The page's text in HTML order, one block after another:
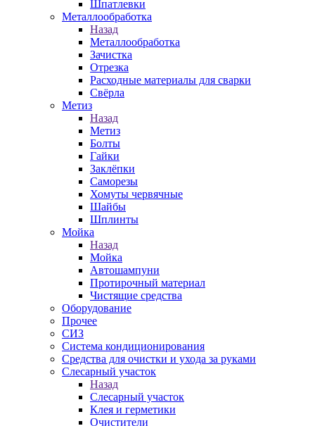
Шпатлевки
Металлообработка
Назад
Металлообработка
Зачистка
Отрезка
Расходные материалы для сварки
Свёрла
Метиз
Назад
Метиз
Болты
Гайки
Заклёпки
Саморезы
Хомуты червячные
Шайбы
Шплинты
Мойка
Назад
Мойка
Автошампуни
Протирочный материал
Чистящие средства
Оборудование
Прочее
СИЗ
Система кондиционирования
Средства для очистки и ухода за руками
Слесарный участок
Назад
Слесарный участок
Клея и герметики
Очистители